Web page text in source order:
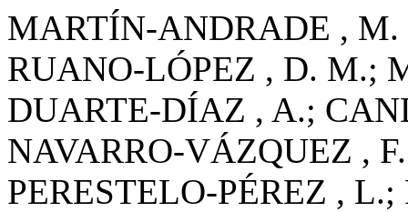
MARTÍN-ANDRADE , M.
RUANO-LÓPEZ , D. M.;
DUARTE-DÍAZ , A.;
NAVARRO-VÁZQUEZ ,
PERESTELO-PÉREZ ,